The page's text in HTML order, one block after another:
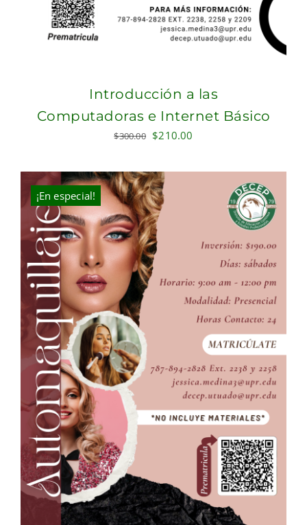
Introducción a las
Computadoras e Internet Básico
$300.00 Original
was:
$300.00.
$210.00
is:
$210.00.
¡En especial!